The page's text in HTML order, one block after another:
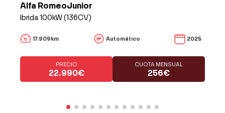
Alfa RomeoJunior
Ibrida 100kW (136CV)
17.909km Automático 2025
PRECIO
22.990€
CUOTA MENSUAL
256€